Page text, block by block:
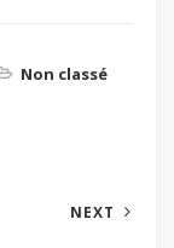
Non classé
NEXT